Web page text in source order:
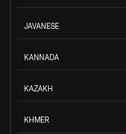
JAVANESE
KANNADA
KAZAKH
KHMER